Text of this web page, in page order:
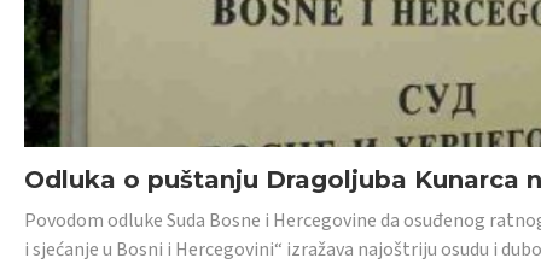
Odluka o puštanju Dragoljuba Kunarca
Povodom odluke Suda Bosne i Hercegovine da osuđenog
i sjećanje u Bosni i Hercegovini“ izražava najoštriju osudu i